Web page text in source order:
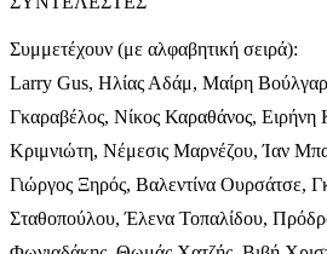
Συμμετέχουν (με αλφαβητική σειρά):
Larry Gus, Ηλίας Αδάμ, Μαίρη
Γκαραβέλος, Νίκος Καραθάνος,
Κριμνιώτη, Νέμεσις Μαρνέζου, Ίαν
Γιώργος Ξηρός, Βαλεντίνα Ουρσάτσε,
Σταθοπούλου, Έλενα Τοπαλίδου,